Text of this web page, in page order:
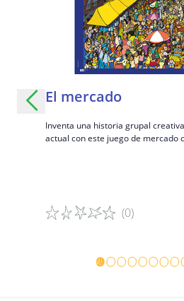
El mercado
Inventa una historia grupal
actual con este juego de mercado
(0)
Detalles del juego